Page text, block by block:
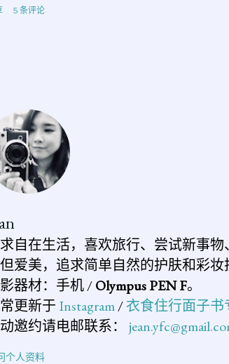
5 条评论
自在生活，喜欢旅行、尝试新事
爱美，追求简单自然的护肤和彩妆
器材：手机 /Olympus PEN F。
更新于 Instagram/衣食住行面子书
邀约请电邮联系：
个人资料